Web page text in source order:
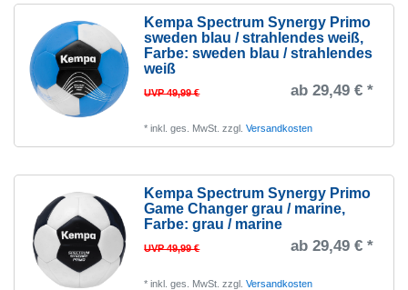
Kempa Spectrum Synergy Primo
sweden blau / strahlendes weiß,
Farbe: sweden blau / strahlendes
weiß
UVP 49,99 € ab 29,49 € *
*inkl. ges. MwSt. zzgl.Versandkosten
Kempa Spectrum Synergy Primo
Game Changer grau / marine,
Farbe: grau / marine
UVP 49,99 € ab 29,49 € *
*inkl. ges. MwSt. zzgl.Versandkosten